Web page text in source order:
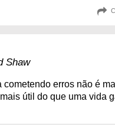
Shaw
cometendo erros não é
útil do que uma vida